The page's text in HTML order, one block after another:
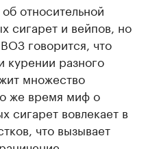
относительной
сигарет и вейпов, но
говорится, что
курении разного
множество
же время миф о
сигарет вовлекает в
что вызывает